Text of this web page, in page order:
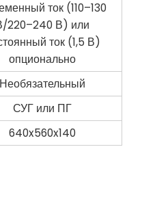
ток (110–130
220–240 В) или
ток (1,5 В)
опционально
Необязательный
СУГ или ПГ
640x560x140